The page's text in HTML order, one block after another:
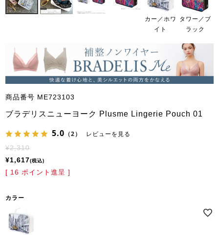
カー／ホワ
イト
タワー／ブ
ラック
商品番号 ME723103
ブラデリスニューヨーク Plusme Lingerie Pouch 01
5.0 （2） レビューを見る
¥2,310
¥1,617 税込
[ 16 ポイント進呈 ]
カラー